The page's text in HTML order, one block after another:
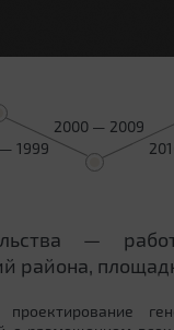
1999
2000 — 2009
—
района,